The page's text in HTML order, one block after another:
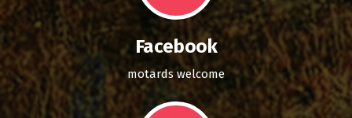
Facebook
motards welcome